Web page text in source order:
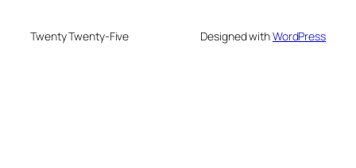
Twenty Twenty-Five Designed withWordPress